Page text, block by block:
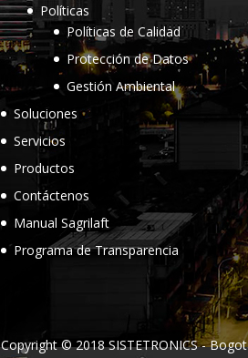
Políticas
Políticas de Calidad
Protección de Datos
Gestión Ambiental
Soluciones
Servicios
Productos
Contáctenos
Manual Sagrilaft
Programa de Transparencia
Copyright © 2018 SISTETRONICS -